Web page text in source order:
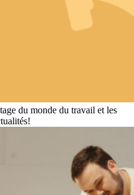
du monde du travail et les